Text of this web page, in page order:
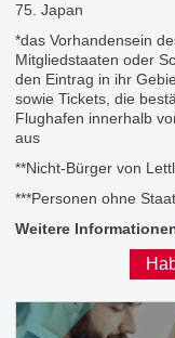
75. Japan
*das Vorhandensein
Mitgliedstaaten oder
den Eintrag in ihr
sowie Tickets, die
Flughafen innerhalb
aus
**Nicht-Bürger von
***Personen ohne
Weitere